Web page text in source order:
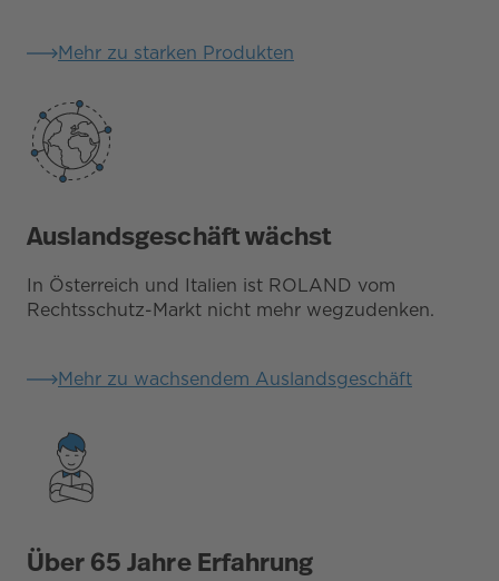
Mehr zu starken Produkten
Auslandsgeschäft wächst
In Österreich und Italien ist ROLAND vom
Rechtsschutz-Markt nicht mehr wegzudenken.
Mehr zu wachsendem Auslandsgeschäft
Über 65 Jahre Erfahrung